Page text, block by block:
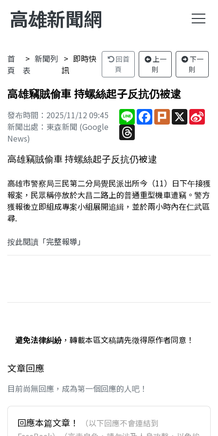
高雄新聞網
首
頁
新聞列
表
即時快
訊
回首
頁
上一
則
下一
則
高雄竊賊偷車 持螺絲起子反抗仍被逮
發布時間：2025/11/12 09:45
新聞出處：東森新聞 (Google
News)
LineFacebook
PlurkX
Threads
高雄竊賊偷車 持螺絲起子反抗仍被逮
高雄市警察局三民第二分局覺民派出所今（11）日下午接獲
報案，民眾稱停放於大昌二路上的普通重型機車遭竊。警方
獲報後立即組成專案小組展開追緝，並於兩小時內在仁武區
尋.
按此閱讀「完整報導」
避免法律糾紛，轉載本區文稿請先徵得原作者同意！
文章回應
目前尚無回應，成為第一個回應的人吧！
回應本篇文章！
（以下回應不會連結到